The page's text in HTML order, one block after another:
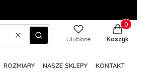
WyczyśćSzukaj Ulubione
Produkty w
Koszyk
ROZMIARY NASZE SKLEPY KONTAKT